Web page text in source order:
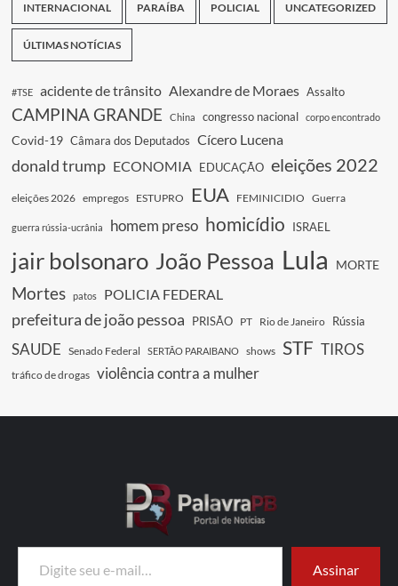
INTERNACIONAL PARAÍBA POLICIAL UNCATEGORIZED
ÚLTIMAS NOTÍCIAS
#TSE acidente de trânsito Alexandre de Moraes Assalto
CAMPINA GRANDE China congresso nacional corpo encontrado
Covid-19 Câmara dos Deputados Cícero Lucena
donald trump ECONOMIA EDUCAÇÃO eleições 2022
eleições 2026 empregos ESTUPRO EUA FEMINICIDIO Guerra
guerra rússia-ucrânia homem preso homicídio ISRAEL
jair bolsonaro João Pessoa Lula MORTE
Mortes patos POLICIA FEDERAL
prefeitura de joão pessoa PRISÃO PT Rio de Janeiro Rússia
SAUDE Senado Federal SERTÃO PARAIBANO shows STF TIROS
tráfico de drogas violência contra a mulher
Digite seu e-mail…
Assinar